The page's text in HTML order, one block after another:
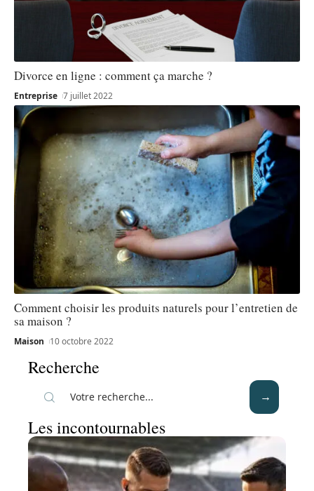
Divorce en ligne : comment ça marche ?
Entreprise 7 juillet 2022
Comment choisir les produits naturels pour l’entretien de
sa maison ?
Maison 10 octobre 2022
Recherche
Les incontournables